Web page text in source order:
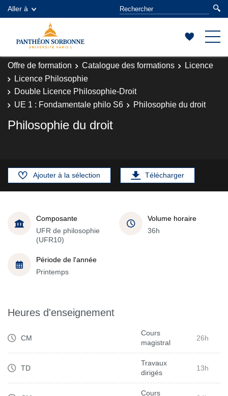
Aller à
Offre de formation Catalogue des formations
Licence
Licence Philosophie
Double Licence Philosophie-Droit
UE 1 : Fondamentale philo S6
Philosophie du droit
Philosophie du droit
Ajouter à la sélection Télécharger
Composante
UFR de philosophie
(UFR10)
Volume horaire
36h
Période de l'année
Printemps
Heures d'enseignement
CM
Cours
magistral
26h
TD
Travaux
dirigés
13h
Cours